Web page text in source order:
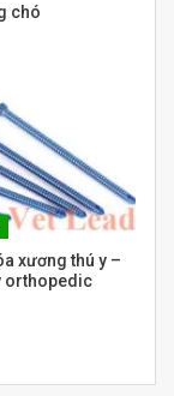
chó
xương thú y –
orthopedic